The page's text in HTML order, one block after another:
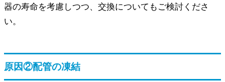
器の寿命を考慮しつつ、交換についてもご検討くださ
い。
原因②配管の凍結